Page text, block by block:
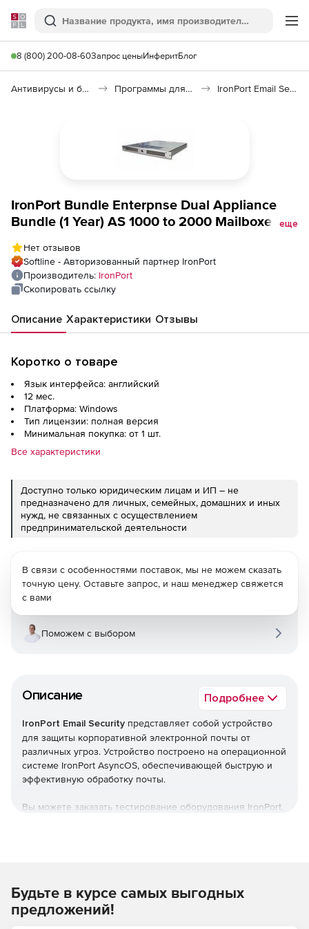
Softline
Поиск
8 (800) 200-08-60Запрос ценыИнферитБлог
Антивирусы и безопасность Программы для защиты информации IronPort Email Security
IronPort Bundle Enterpnse Dual Appliance
Bundle (1 Year) AS 1000 to 2000 Mailboxes,
Year) AS 1000 to 2000 Mailboxes
еще
Нет отзывов
Softline - Авторизованный партнер IronPort
Производитель: IronPort
Скопировать ссылку
Описание Характеристики Отзывы
Коротко о товаре
Язык интерфейса: английский
12 мес.
Платформа: Windows
Тип лицензии: полная версия
Минимальная покупка: от 1 шт.
Все характеристики
Доступно только юридическим лицам и ИП – не
предназначено для личных, семейных, домашних и иных
нужд, не связанных с осуществлением
предпринимательской деятельности
Описание Подробнее
IronPort Email Security представляет собой устройство
для защиты корпоративной электронной почты от
различных угроз. Устройство построено на операционной
системе IronPort AsyncOS, обеспечивающей быструю и
эффективную обработку почты.
Вы можете заказать тестирование оборудования IronPort,
Функциональность платформыIronPort Email Security
может быть дополнительно расширена приложениями
для фильтрации спама и вирусов, сканирования
В связи с особенностями поставок, мы не можем сказать
точную цену. Оставьте запрос, и наш менеджер свяжется
с вами
Поможем с выбором
Будьте в курсе самых выгодных
предложений!